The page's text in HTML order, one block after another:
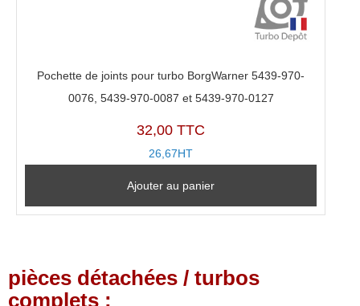
Pochette de joints pour turbo BorgWarner 5439-970-
0076, 5439-970-0087 et 5439-970-0127
32,00 TTC
26,67HT
Ajouter au panier
pièces détachées / turbos
complets :